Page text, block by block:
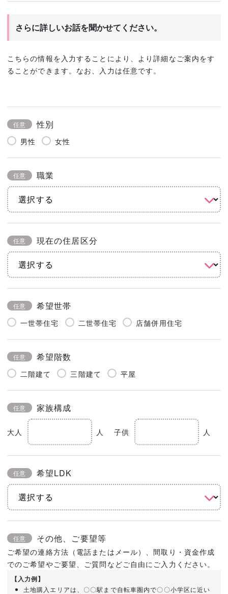
さらに詳しいお話を聞かせてください。
こちらの情報を入力することにより、より詳細なご案内をす
ることができます。なお、入力は任意です。
任意 性別
男性 女性
任意 職業
任意 現在の住居区分
任意 希望世帯
一世帯住宅 二世帯住宅 店舗併用住宅
任意 希望階数
二階建て 三階建て 平屋
任意 家族構成
大人 人 子供 人
任意 希望LDK
任意 その他、ご要望等
ご希望の連絡方法（電話またはメール）、間取り・資金作成
でのご希望やご要望、ご質問などご自由にご入力ください。
【入力例】
土地購入エリアは、〇〇駅まで自転車圏内で〇〇小学区に近い